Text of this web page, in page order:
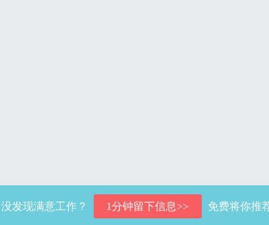
没发现满意工作？ 免费将你推